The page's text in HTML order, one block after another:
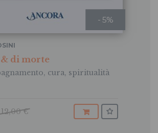
- 5%
di morte
cura, spiritualità
12,00 €